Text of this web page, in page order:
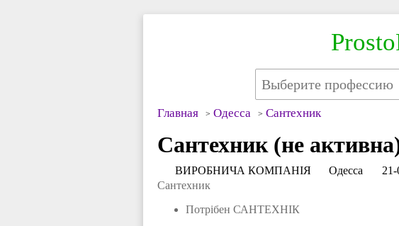
Главная Одесса Сантехник
Сантехник (не
ВИРОБНИЧА КОМПAНІЯ Одесса
Сантехник
Потрібен САНТЕХНІК